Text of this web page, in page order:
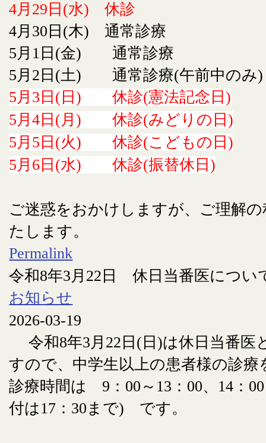
4月29日(水) 休診
4月30日(木) 通常診療
5月1日(金) 通常診療
5月2日(土) 通常診療(午前中のみ)
5月3日(日) 休診(憲法記念日)
5月4日(月) 休診(みどりの日)
5月5日(火) 休診(こどもの日)
5月6日(水) 休診(振替休日)
ご迷惑をおかけしますが、ご理解
たします。
Permalink
令和8年3月22日 休日当番医につい
お知らせ
2026-03-19
令和8年3月22日(日)は休日当番医
すので、中学生以上の患者様の診療
診療時間は 9：00～13：00、14：
付は17：30まで) です。